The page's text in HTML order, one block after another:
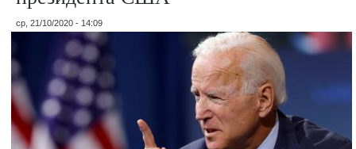
ср, 21/10/2020 - 14:09